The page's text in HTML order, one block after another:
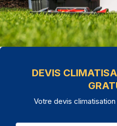
DEVIS
Votre devis